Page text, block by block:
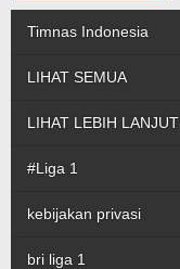
Timnas Indonesia
LIHAT SEMUA
LIHAT LEBIH LANJUT
#Liga 1
kebijakan privasi
bri liga 1